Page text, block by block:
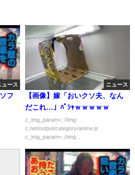
ュース
フ
ニュース
【画像】嫁「おいクソ夫、なん
だこれ…」ﾊﾟｼｬｗｗｗｗｗ
c_img_param=; //img-
c.net/output/category/anime.js
c_img_param=; //img...